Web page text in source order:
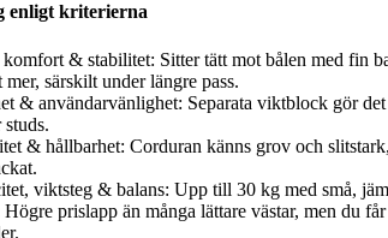
enligt kriterierna
komfort & stabilitet: Sitter tätt mot bålen med fin
mer, särskilt under längre pass.
& användarvänlighet: Separata viktblock gör
& hållbarhet: Corduran känns grov och
viktsteg & balans: Upp till 30 kg med små,
Högre prislapp än många lättare västar, men du